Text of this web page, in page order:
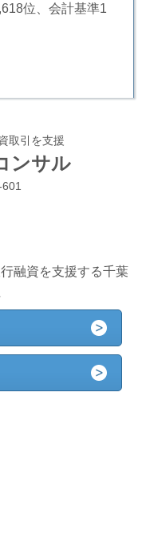
位、会計基準1
取引を支援
ンサル
融資を支援する千葉